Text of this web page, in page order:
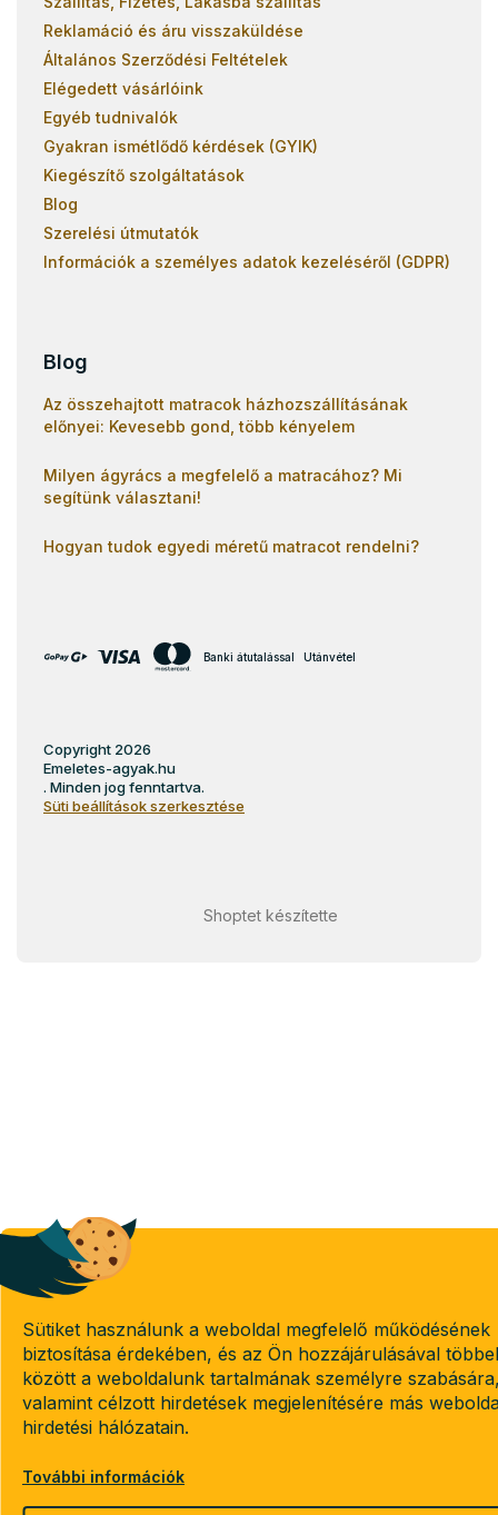
Sütiket használunk a weboldal megfelelő működésének
biztosítása érdekében, és az Ön hozzájárulásával
között a weboldalunk tartalmának személyre
valamint célzott hirdetések megjelenítésére más
hirdetési hálózatain.
További információk
Reklamáció és áru visszaküldése
Általános Szerződési Feltételek
Elégedett vásárlóink
Egyéb tudnivalók
Gyakran ismétlődő kérdések (GYIK)
Kiegészítő szolgáltatások
Blog
Szerelési útmutatók
Információk a személyes adatok kezeléséről (GDPR)
Blog
Az összehajtott matracok házhozszállításának
előnyei: Kevesebb gond, több kényelem
Milyen ágyrács a megfelelő a matracához? Mi
segítünk választani!
Hogyan tudok egyedi méretű matracot rendelni?
Banki átutalással Utánvétel
Shoptet készítette
Copyright 2026
Emeletes-agyak.hu
. Minden jog fenntartva.
Süti beállítások szerkesztése